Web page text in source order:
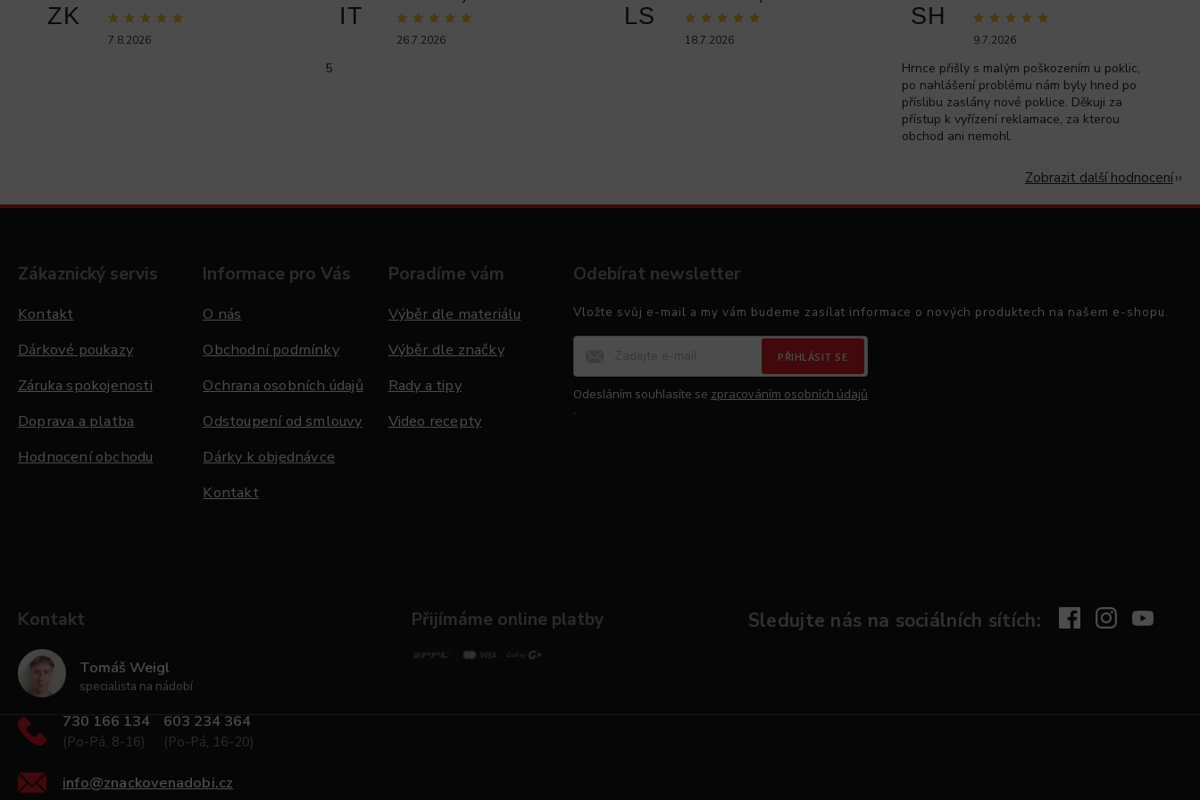
ZK
7.8.2026
IT
26.7.2026
5
LS
18.7.2026
SH
9.7.2026
Hrnce přišly s malým poškozením u poklic,
po nahlášení problému nám byly hned po
příslibu zaslány nové poklice. Děkuji za
přístup k vyřízení reklamace, za kterou
obchod ani nemohl.
Zobrazit další hodnocení
Zákaznický servis
Kontakt
Dárkové poukazy
Záruka spokojenosti
Doprava a platba
Hodnocení obchodu
Informace pro Vás
O nás
Obchodní podmínky
Ochrana osobních údajů
Odstoupení od smlouvy
Dárky k objednávce
Kontakt
Poradíme vám
Výběr dle materiálu
Výběr dle značky
Rady a tipy
Video recepty
Odebírat newsletter
Vložte svůj e-mail a my vám budeme zasílat informace o nových produktech na našem e-shopu.
PŘIHLÁSIT SE
Odesláním souhlasíte se zpracováním osobních údajů
.
Kontakt
Tomáš Weigl
specialista na nádobí
730 166 134
(Po-Pá, 8-16)
603 234 364
(Po-Pá, 16-20)
info@znackovenadobi.cz
Přijímáme online platby Sledujte nás na sociálních sítích: